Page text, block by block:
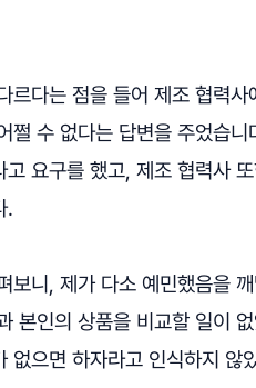
르다는 점을 들어 제조 협력
쩔 수 없다는 답변을 주었습
요구를 했고, 제조 협력사
.
보니, 제가 다소 예민했음을
본인의 상품을 비교할 일이
없으면 하자라고 인식하지 않